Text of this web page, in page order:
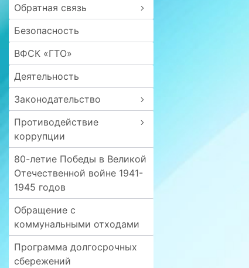
Обратная связь
Безопасность
ВФСК «ГТО»
Деятельность
Законодательство
Противодействие
коррупции
80-летие Победы в Великой
Отечественной войне 1941-
1945 годов
Обращение с
коммунальными отходами
Программа долгосрочных
сбережений